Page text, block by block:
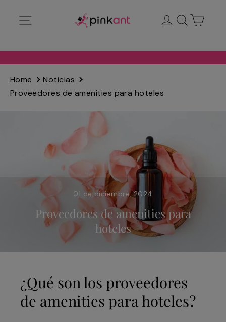
directamente
Ingresar
Buscar
Home
Noticias
Proveedores de amenities para hoteles
01 de diciembre, 2024
Proveedores de amenities para
hoteles
¿Qué son los proveedores
de amenities para hoteles?